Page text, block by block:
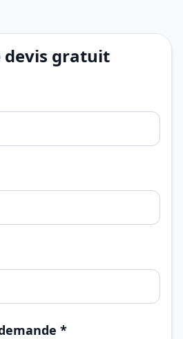
devis gratuit
*